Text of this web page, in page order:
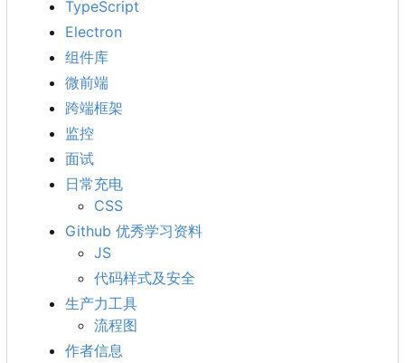
TypeScript
Electron
组件库
微前端
跨端框架
监控
面试
日常充电
CSS
Github 优秀学习资料
JS
代码样式及安全
生产力工具
流程图
作者信息